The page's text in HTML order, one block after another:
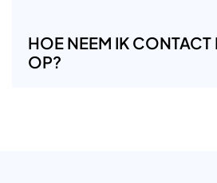
HOE NEEM IK CONTACT
OP?